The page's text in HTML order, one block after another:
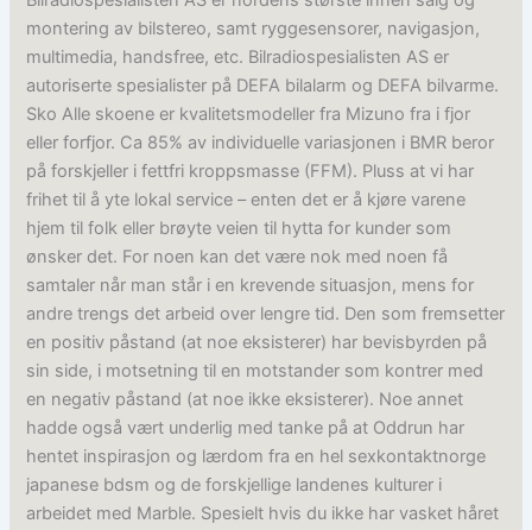
montering av bilstereo, samt ryggesensorer, navigasjon,
multimedia, handsfree, etc. Bilradiospesialisten AS er
autoriserte spesialister på DEFA bilalarm og DEFA bilvarme.
Sko Alle skoene er kvalitetsmodeller fra Mizuno fra i fjor
eller forfjor. Ca 85% av individuelle variasjonen i BMR beror
på forskjeller i fettfri kroppsmasse (FFM). Pluss at vi har
frihet til å yte lokal service – enten det er å kjøre varene
hjem til folk eller brøyte veien til hytta for kunder som
ønsker det. For noen kan det være nok med noen få
samtaler når man står i en krevende situasjon, mens for
andre trengs det arbeid over lengre tid. Den som fremsetter
en positiv påstand (at noe eksisterer) har bevisbyrden på
sin side, i motsetning til en motstander som kontrer med
en negativ påstand (at noe ikke eksisterer). Noe annet
hadde også vært underlig med tanke på at Oddrun har
hentet inspirasjon og lærdom fra en hel sexkontaktnorge
japanese bdsm og de forskjellige landenes kulturer i
arbeidet med Marble. Spesielt hvis du ikke har vasket håret